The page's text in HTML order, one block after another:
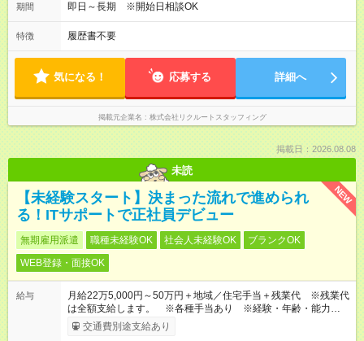
期間 即日～長期 ※開始日相談OK
特徴 履歴書不要
気になる！ 応募する 詳細へ
掲載元企業名 株式会社リクルートスタッフィング
掲載日：2026.08.08
未読
NEW
【未経験スタート】決まった流れで進められ
る！ITサポートで正社員デビュー
無期雇用派遣 職種未経験OK 社会人未経験OK
ブランクOK
WEB登録・面接OK
給与
月給22万5,000円～50万円＋地域／住宅手当＋残業代 ※残業代
は全額支給します。 ※各種手当あり ※経験・年齢・能力等を
考慮して加給・優遇します。
交通費別途支給あり